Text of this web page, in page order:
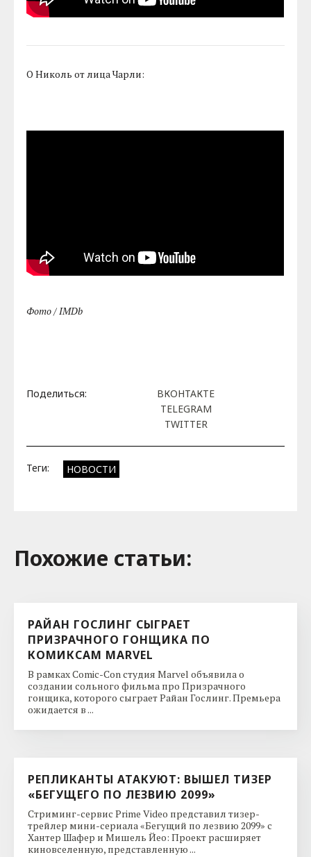
О Николь от лица Чарли:
Фото / IMDb
Поделиться:
ВКОНТАКТЕ
TELEGRAM
TWITTER
Теги: НОВОСТИ
Похожие cтатьи:
РАЙАН ГОСЛИНГ СЫГРАЕТ
ПРИЗРАЧНОГО ГОНЩИКА ПО
КОМИКСАМ MARVEL
В рамках Comic-Con студия Marvel объявила о
создании сольного фильма про Призрачного
гонщика, которого сыграет Райан Гослинг. Премьера
ожидается в ...
РЕПЛИКАНТЫ АТАКУЮТ: ВЫШЕЛ ТИЗЕР
«БЕГУЩЕГО ПО ЛЕЗВИЮ 2099»
Стриминг-сервис Prime Video представил тизер-
трейлер мини-сериала «Бегущий по лезвию 2099» с
Хантер Шафер и Мишель Йео: Проект расширяет
киновселенную, представленную ...